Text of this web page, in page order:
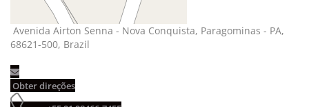
Avenida Airton Senna - Nova Conquista, Paragominas - PA,
68621-500, Brazil
Obter direções